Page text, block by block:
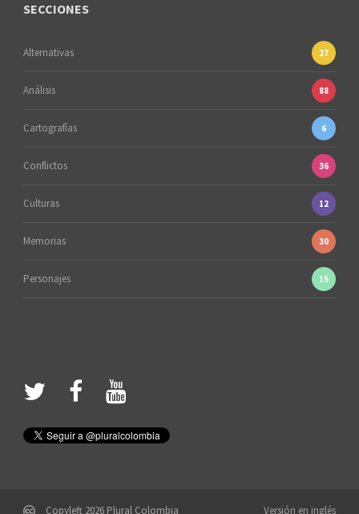
SECCIONES
Alternativas 27
Análisis 88
Cartografías 6
Conflictos 36
Culturas 12
Memorias 30
Personajes 15
Copyleft 2026 Plural Colombia Versión en inglés